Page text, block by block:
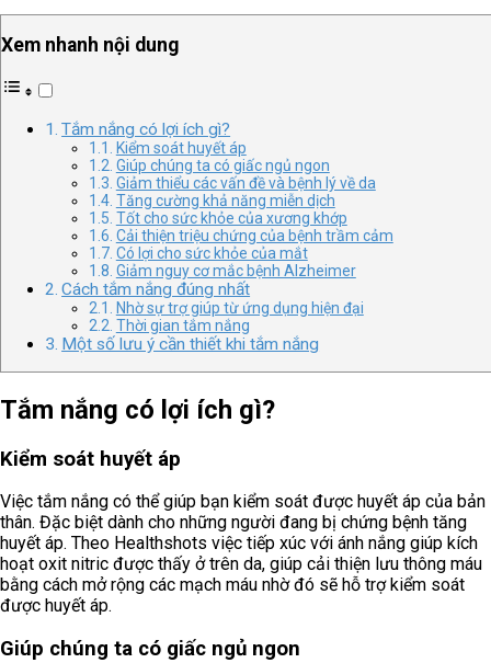
Xem nhanh nội dung
Tắm nắng có lợi ích gì?
Kiểm soát huyết áp
Giúp chúng ta có giấc ngủ ngon
Giảm thiểu các vấn đề và bệnh lý về da
Tăng cường khả năng miễn dịch
Tốt cho sức khỏe của xương khớp
Cải thiện triệu chứng của bệnh trầm cảm
Có lợi cho sức khỏe của mắt
Giảm nguy cơ mắc bệnh Alzheimer
Cách tắm nắng đúng nhất
Nhờ sự trợ giúp từ ứng dụng hiện đại
Thời gian tắm nắng
Một số lưu ý cần thiết khi tắm nắng
Tắm nắng có lợi ích gì?
Kiểm soát huyết áp
Việc tắm nắng có thể giúp bạn kiểm soát được huyết áp của bản
thân. Đặc biệt dành cho những người đang bị chứng bệnh tăng
huyết áp. Theo Healthshots việc tiếp xúc với ánh nắng giúp kích
hoạt oxit nitric được thấy ở trên da, giúp cải thiện lưu thông máu
bằng cách mở rộng các mạch máu nhờ đó sẽ hỗ trợ kiểm soát
được huyết áp.
Giúp chúng ta có giấc ngủ ngon